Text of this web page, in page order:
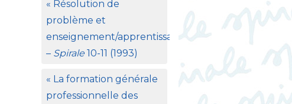
« Résolution de
problème et
enseignement/apprentissage
– Spirale10-11 (1993)
« La formation générale
professionnelle des